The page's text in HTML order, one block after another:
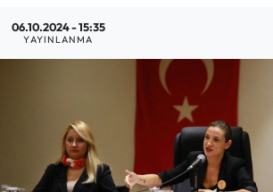
06.10.2024 - 15:35
YAYINLANMA